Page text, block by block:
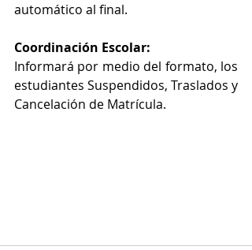
automático al final.
Coordinación Escolar:
Informará por medio del formato, los
estudiantes Suspendidos, Traslados y
Cancelación de Matrícula.